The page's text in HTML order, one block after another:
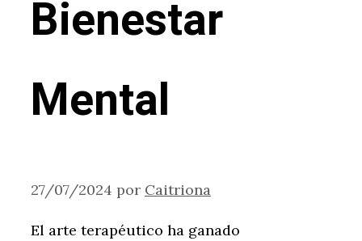
Bienestar
Mental
27/07/2024 por Caitriona
El arte terapéutico ha ganado